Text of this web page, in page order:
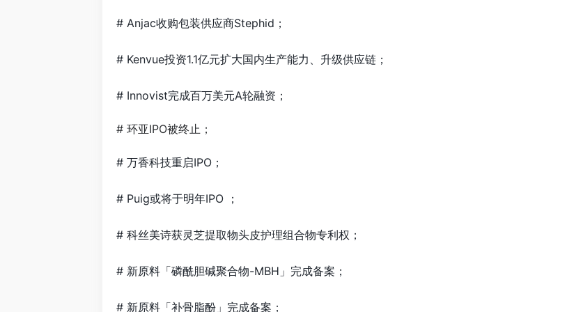
# Anjac收购包装供应商Stephid；
# Kenvue投资1.1亿元扩大国内生产能力、升级供应链；
# Innovist完成百万美元A轮融资；
# 环亚IPO被终止；
# 万香科技重启IPO；
# Puig或将于明年IPO ；
# 科丝美诗获灵芝提取物头皮护理组合物专利权；
# 新原料「磷酰胆碱聚合物-MBH」完成备案；
# 新原料「补骨脂酚」完成备案；